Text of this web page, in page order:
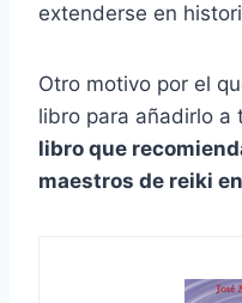
extenderse en
Otro motivo por el
libro para añadirlo a
libro que
maestros de reiki